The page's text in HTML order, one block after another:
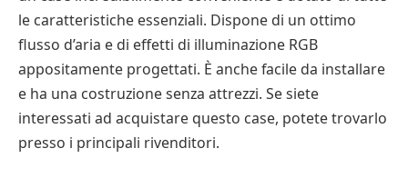
le caratteristiche essenziali. Dispone di un ottimo
flusso d’aria e di effetti di illuminazione RGB
appositamente progettati. È anche facile da installare
e ha una costruzione senza attrezzi. Se siete
interessati ad acquistare questo case, potete trovarlo
presso i principali rivenditori.